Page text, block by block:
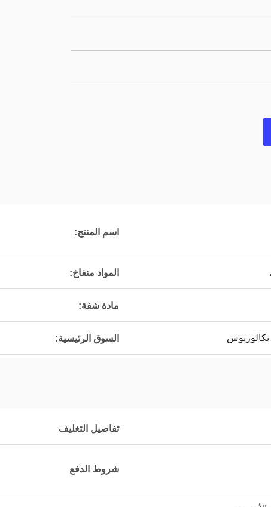
اسم المنتج:
المواد منفاخ:
مادة شفة:
السوق الرئيسية:
تفاصيل التغليف
شروط الدفع